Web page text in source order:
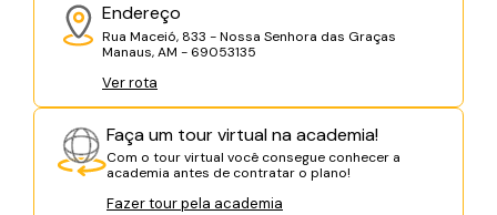
Endereço
Rua Maceió, 833 - Nossa Senhora das Graças
Manaus, AM - 69053135
Ver rota
Faça um tour virtual na academia!
Com o tour virtual você consegue conhecer a
academia antes de contratar o plano!
Fazer tour pela academia